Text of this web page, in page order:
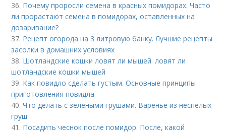
36. Почему проросли семена в красных помидорах. Часто
ли прорастают семена в помидорах, оставленных на
дозаривание?
37. Рецепт огорода на 3 литровую банку. Лучшие рецепты
засолки в домашних условиях
38. Шотландские кошки ловят ли мышей. ловят ли
шотландские кошки мышей
39. Как повидло сделать густым. Основные принципы
приготовления повидла
40.Что делать с зелеными грушами. Варенье из неспелых
груш
41. Посадить чеснок после помидор. После, какой